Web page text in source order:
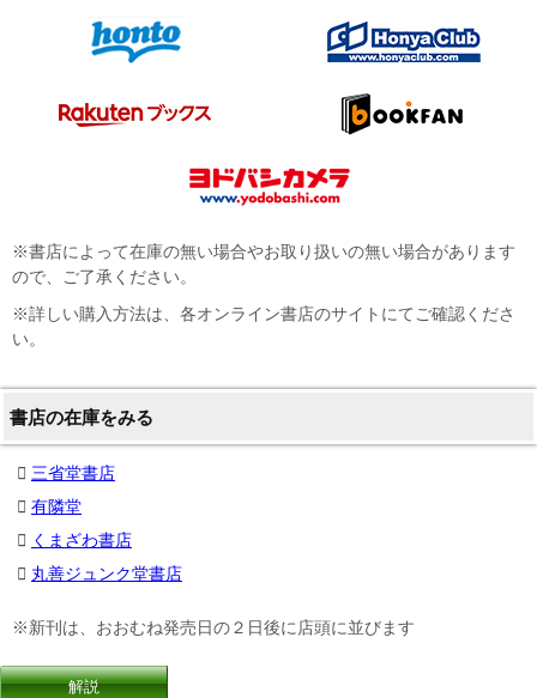
※書店によって在庫の無い場合やお取り扱いの無い場合があります
ので、ご了承ください。
※詳しい購入方法は、各オンライン書店のサイトにてご確認くださ
い。
書店の在庫をみる
三省堂書店
有隣堂
くまざわ書店
丸善ジュンク堂書店
※新刊は、おおむね発売日の２日後に店頭に並びます
解説